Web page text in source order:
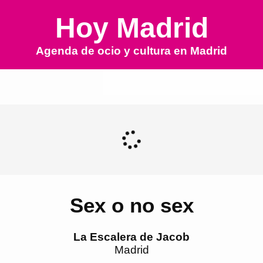
Hoy Madrid
Agenda de ocio y cultura en Madrid
Sex o no sex
La Escalera de Jacob
Madrid